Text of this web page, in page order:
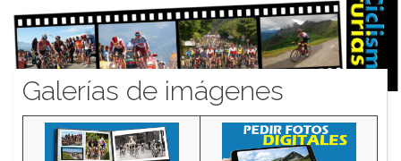
Galerías de imágenes